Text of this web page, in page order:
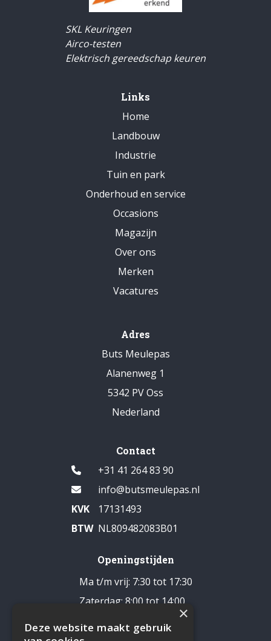
SKL Keuringen
Airco-testen
Elektrisch gereedschap keuren
Links
Home
Landbouw
Industrie
Tuin en park
Onderhoud en service
Occasions
Magazijn
Over ons
Merken
Vacatures
Adres
Buts Meulepas
Alanenweg 1
5342 PV Oss
Nederland
Contact
+31 41 264 83 90
info@butsmeulepas.nl
KVK
17131493
BTW NL809482083B01
Openingstijden
Ma t/m vrij: 7:30 tot 17:30
Zaterdag: 8:00 tot 14:00
×
Deze website maakt gebruik